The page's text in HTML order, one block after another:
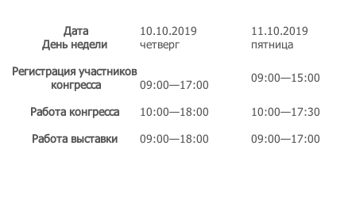
Дата 10.10.2019 11.10.2019
День недели
четверг
пятница
Регистрация участников
конгресса
09:00—17:00
09:00—15:00
Работа конгресса 10:00—18:00
10:00—17:30
Работа выставки
09:00—18:00 09:00—17:00